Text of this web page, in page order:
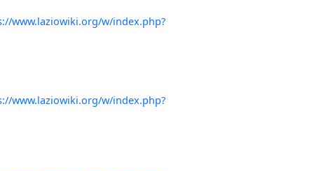
www.laziowiki.org/w/index.php?
www.laziowiki.org/w/index.php?